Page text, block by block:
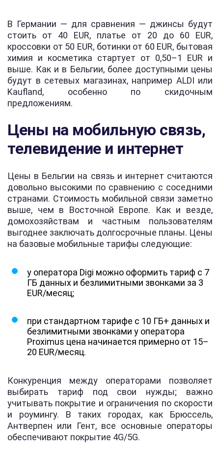
В Германии — для сравнения — джинсы будут
стоить от 40 EUR, платье от 20 до 60 EUR,
кроссовки от 50 EUR, ботинки от 60 EUR, бытовая
химия и косметика стартует от 0,50–1 EUR и
выше. Как и в Бельгии, более доступными цены
будут в сетевых магазинах, например ALDI или
Kaufland, особенно по скидочным
предложениям.
Цены на мобильную связь,
телевидение и интернет
Цены в Бельгии на связь и интернет считаются
довольно высокими по сравнению с соседними
странами. Стоимость мобильной связи заметно
выше, чем в Восточной Европе. Как и везде,
домохозяйствам и частным пользователям
выгоднее заключать долгосрочные планы. Цены
на базовые мобильные тарифы следующие:
у оператора Digi можно оформить тариф с 7
ГБ данных и безлимитными звонками за 3
EUR/месяц;
при стандартном тарифе с 10 ГБ+ данных и
безлимитными звонками у оператора
Proximus цена начинается примерно от 15–
20 EUR/месяц.
Конкуренция между операторами позволяет
выбирать тариф под свои нужды; важно
учитывать покрытие и ограничения по скорости
и роумингу. В таких городах, как Брюссель,
Антверпен или Гент, все основные операторы
обеспечивают покрытие 4G/5G.